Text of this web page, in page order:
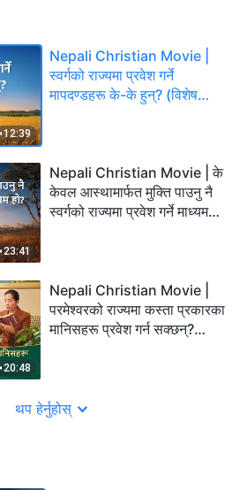
12:39
Nepali Christian Movie |
स्वर्गको राज्यमा प्रवेश गर्ने
मापदण्डहरू के-के हुन्? (विशेष
23:41
Nepali Christian Movie | के
केवल आस्थामार्फत मुक्ति पाउनु नै
स्वर्गको राज्यमा प्रवेश गर्ने माध्यम
20:48
Nepali Christian Movie |
परमेश्‍वरको राज्यमा कस्ता प्रकारका
मानिसहरू प्रवेश गर्न सक्छन्?
थप हेर्नुहोस्